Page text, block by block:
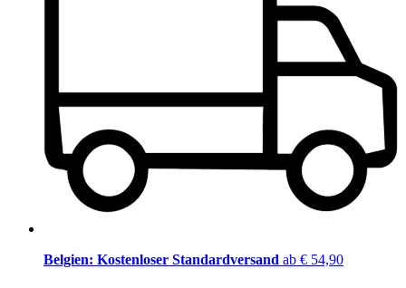
Belgien: Kostenloser Standardversand ab € 54,90